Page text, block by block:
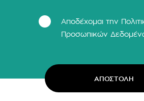
Αποδέχομαι την
Προσωπικών